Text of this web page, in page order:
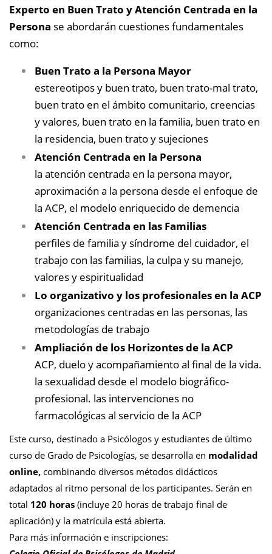
Experto en Buen Trato y Atención Centrada en la
Persona se abordarán cuestiones fundamentales
como:
Buen Trato a la Persona Mayor
estereotipos y buen trato, buen trato-mal trato,
buen trato en el ámbito comunitario, creencias
y valores, buen trato en la familia, buen trato en
la residencia, buen trato y sujeciones
Atención Centrada en la Persona
la atención centrada en la persona mayor,
aproximación a la persona desde el enfoque de
la ACP, el modelo enriquecido de demencia
Atención Centrada en las Familias
perfiles de familia y síndrome del cuidador, el
trabajo con las familias, la culpa y su manejo,
valores y espiritualidad
Lo organizativo y los profesionales en la ACP
organizaciones centradas en las personas, las
metodologías de trabajo
Ampliación de los Horizontes de la ACP
ACP, duelo y acompañamiento al final de la vida.
la sexualidad desde el modelo biográfico-
profesional. las intervenciones no
farmacológicas al servicio de la ACP
Este curso, destinado a Psicólogos y estudiantes de último
curso de Grado de Psicologías, se desarrolla en modalidad
online, combinando diversos métodos didácticos
adaptados al ritmo personal de los participantes. Serán en
total 120 horas (incluye 20 horas de trabajo final de
aplicación) y la matrícula está abierta.
Para más información e inscripciones: